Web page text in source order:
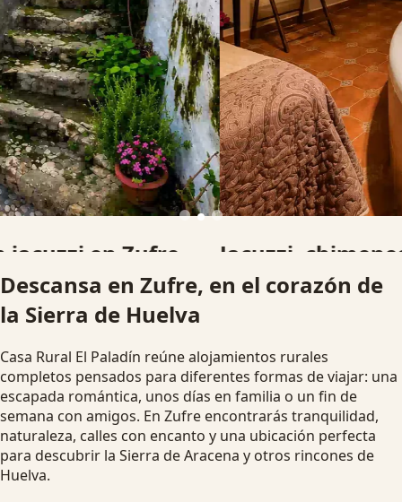
Jacuzzi, chimenea y desconexión
Alojamientos pensados para parejas, familias y grupos que
buscan una escapada rural diferente.
Ver disponibilidadEscapada romántica
Descansa en Zufre, en el corazón de
la Sierra de Huelva
Casa Rural El Paladín reúne alojamientos rurales
completos pensados para diferentes formas de viajar: una
escapada romántica, unos días en familia o un fin de
semana con amigos. En Zufre encontrarás tranquilidad,
naturaleza, calles con encanto y una ubicación perfecta
para descubrir la Sierra de Aracena y otros rincones de
Huelva.